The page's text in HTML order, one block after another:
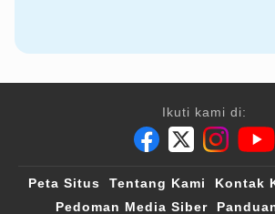
Ikuti kami di:
Peta Situs Tentang Kami Kontak
Pedoman Media Siber